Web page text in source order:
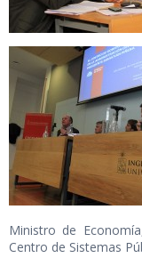
Ministro de
Centro de Sistemas